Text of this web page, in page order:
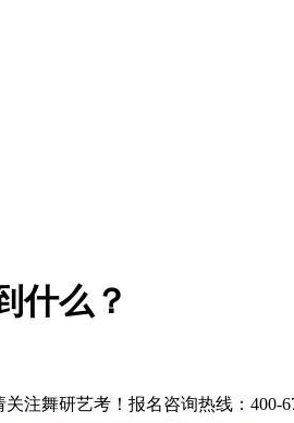
什么？
注舞研艺考！报名咨询热线：400-